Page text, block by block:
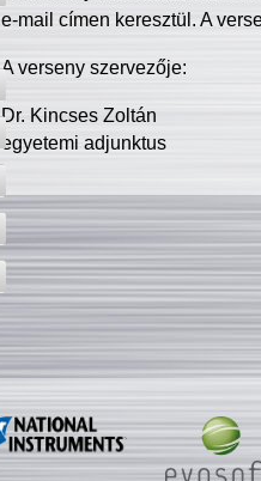
e-mail címen keresztül. A
A verseny szervezője:
Dr. Kincses Zoltán
egyetemi adjunktus